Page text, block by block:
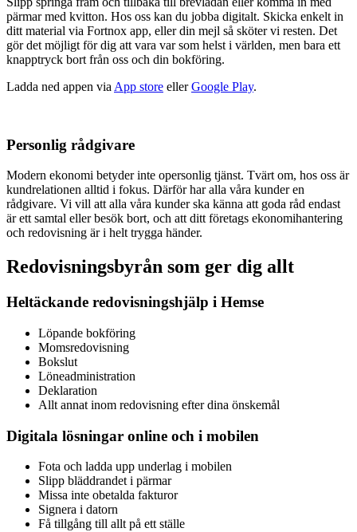
pärmar med kvitton. Hos oss kan du jobba digitalt. Skicka enkelt in
ditt material via Fortnox app, eller din mejl så sköter vi resten. Det
gör det möjligt för dig att vara var som helst i världen, men bara ett
knapptryck bort från oss och din bokföring.
Ladda ned appen via App store ellerGoogle Play.
Personlig rådgivare
Modern ekonomi betyder inte opersonlig tjänst. Tvärt om, hos oss är
kundrelationen alltid i fokus. Därför har alla våra kunder en
rådgivare. Vi vill att alla våra kunder ska känna att goda råd endast
är ett samtal eller besök bort, och att ditt företags ekonomihantering
och redovisning är i helt trygga händer.
Redovisningsbyrån som ger dig allt
Heltäckande redovisningshjälp i Hemse
Löpande bokföring
Momsredovisning
Bokslut
Löneadministration
Deklaration
Allt annat inom redovisning efter dina önskemål
Digitala lösningar online och i mobilen
Fota och ladda upp underlag i mobilen
Slipp bläddrandet i pärmar
Missa inte obetalda fakturor
Signera i datorn
Få tillgång till allt på ett ställe